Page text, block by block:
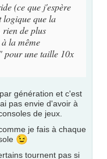
(ce que j'espère
logique que la
rien de plus
la même
pour une taille 10x
génération et c'est
pas envie d'avoir à
de jeux.
je fais à chaque
😉
tournent pas si